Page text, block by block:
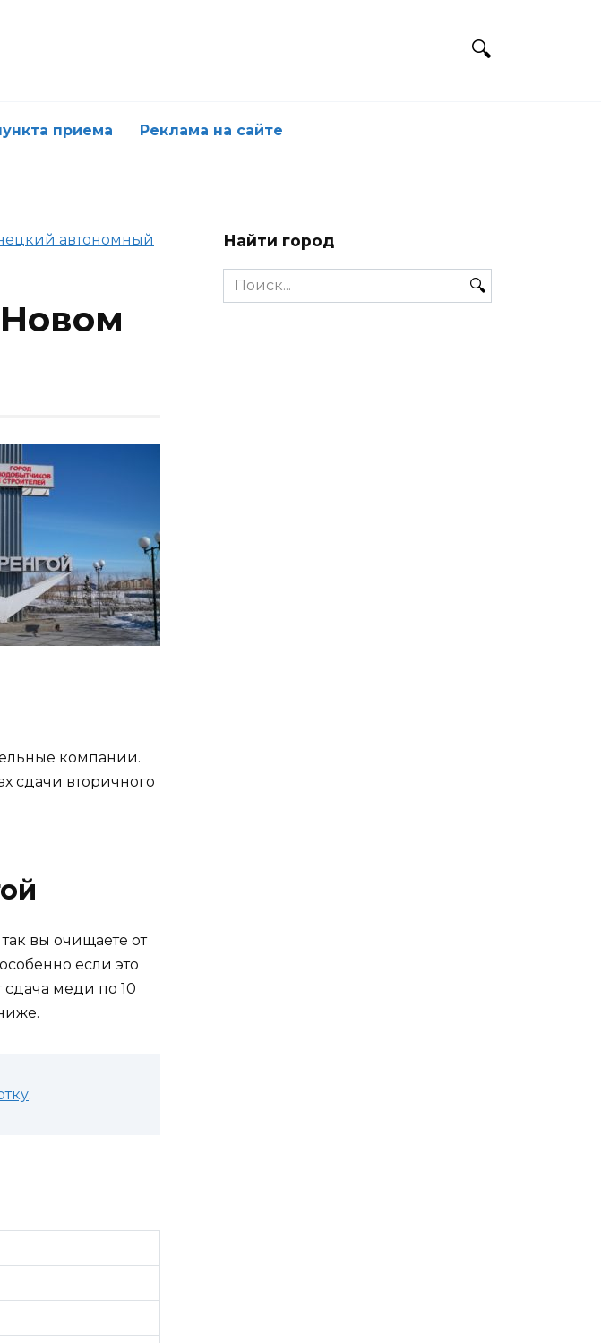
приема Реклама на сайте
автономный
компании.
сдачи вторичного
вы очищаете от
если это
меди по 10
.
Найти город
Search
for: